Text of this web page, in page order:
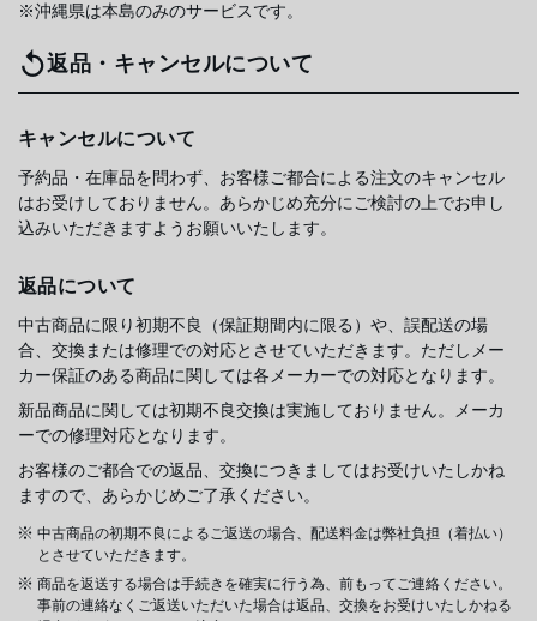
※沖縄県は本島のみのサービスです。
返品・キャンセルについて
キャンセルについて
予約品・在庫品を問わず、お客様ご都合による注文のキャンセル
はお受けしておりません。あらかじめ充分にご検討の上でお申し
込みいただきますようお願いいたします。
返品について
中古商品に限り初期不良（保証期間内に限る）や、誤配送の場
合、交換または修理での対応とさせていただきます。ただしメー
カー保証のある商品に関しては各メーカーでの対応となります。
新品商品に関しては初期不良交換は実施しておりません。メーカ
ーでの修理対応となります。
お客様のご都合での返品、交換につきましてはお受けいたしかね
ますので、あらかじめご了承ください。
中古商品の初期不良によるご返送の場合、配送料金は弊社負担（着払い）
とさせていただきます。
商品を返送する場合は手続きを確実に行う為、前もってご連絡ください。
事前の連絡なくご返送いただいた場合は返品、交換をお受けいたしかねる